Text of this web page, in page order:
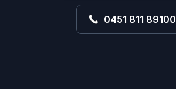
0451 811 89100